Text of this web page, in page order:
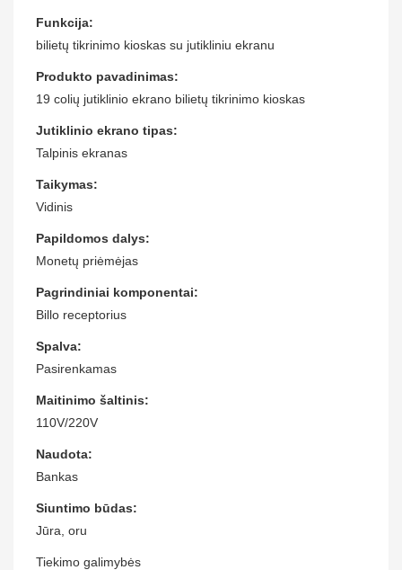
Funkcija:
bilietų tikrinimo kioskas su jutikliniu ekranu
Produkto pavadinimas:
19 colių jutiklinio ekrano bilietų tikrinimo kioskas
Jutiklinio ekrano tipas:
Talpinis ekranas
Taikymas:
Vidinis
Papildomos dalys:
Monetų priėmėjas
Pagrindiniai komponentai:
Billo receptorius
Spalva:
Pasirenkamas
Maitinimo šaltinis:
110V/220V
Naudota:
Bankas
Siuntimo būdas:
Jūra, oru
Tiekimo galimybės